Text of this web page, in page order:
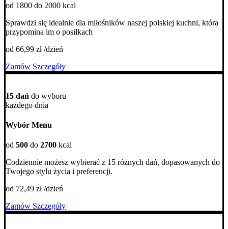
od 1800 do 2000 kcal
Sprawdzi się idealnie dla miłośników naszej polskiej kuchni, która
przypomina im o posiłkach
od 66,99 zł /dzień
Zamów Szczegóły
15 dań do wyboru
każdego dnia
Wybór Menu
od 500 do 2700 kcal
Codziennie możesz wybierać z 15 różnych dań, dopasowanych do
Twojego stylu życia i preferencji.
od 72,49 zł /dzień
Zamów Szczegóły